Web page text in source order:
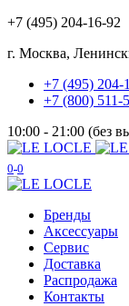
+7 (495) 204-16-92
г. Москва,
+7 (495) 204-
+7 (800) 511-
10:00 - 21:00 (без
0 0
Бренды
Аксессуары
Сервис
Доставка
Распродажа
Контакты